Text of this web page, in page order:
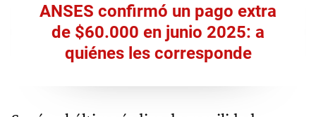
ANSES confirmó un pago extra
de $60.000 en junio 2025: a
quiénes les corresponde